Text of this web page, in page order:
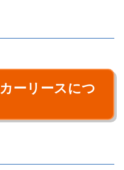
ーリースにつ